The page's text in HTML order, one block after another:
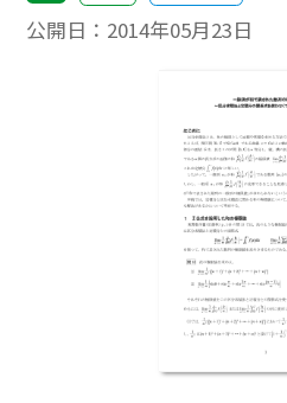
公開日： 2014年05月23日